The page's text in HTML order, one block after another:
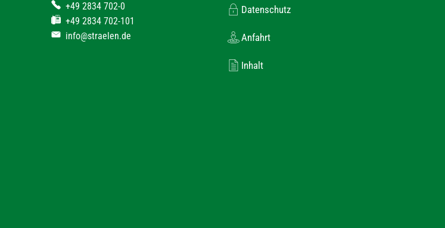
+49 2834 702-0
+49 2834 702-101
info@straelen.de
Datenschutz
Anfahrt
Inhalt